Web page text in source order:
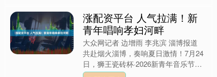
涨配资平台 人气拉满！新
青年唱响孝妇河畔
大众网记者 边增雨 李兆滨 淄博报道
共赴烟火淄博，奏响夏日激情！7月24
日，狮王瓷砖杯·2026新青年音乐节新
声计划海选赛（山东赛区·淄博站）在